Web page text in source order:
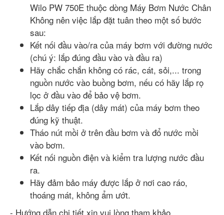
Wilo PW 750E thuộc dòng Máy Bơm Nước Chân
Không nên việc lắp đặt tuân theo một số bước
sau:
Kết nối đầu vào/ra của máy bơm với đường nước
(chú ý: lắp đúng đầu vào và đầu ra)
Hãy chắc chắn không có rác, cát, sỏi,... trong
nguồn nước vào buồng bơm, nếu có hãy lắp rọ
lọc ở đầu vào để bảo vệ bơm.
Lắp dây tiếp địa (dây mát) của máy bơm theo
đúng kỹ thuật.
Tháo nút mồi ở trên đầu bơm và đổ nước mồi
vào bơm.
Kết nối nguồn điện và kiểm tra lượng nước đầu
ra.
Hãy đảm bảo máy được lắp ở nơi cao ráo,
thoáng mát, không ẩm ướt.
- Hướng dẫn chi tiết xin vui lòng tham khảo